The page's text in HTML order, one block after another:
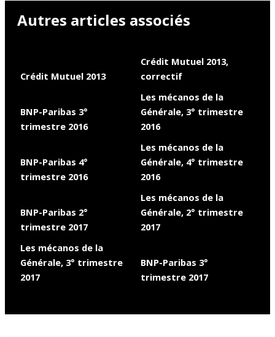
Autres articles associés
Crédit Mutuel 2013
Crédit Mutuel 2013,
correctif
BNP-Paribas 3°
trimestre 2016
Les mécanos de la
Générale, 3° trimestre
2016
BNP-Paribas 4°
trimestre 2016
Les mécanos de la
Générale, 4° trimestre
2016
BNP-Paribas 2°
trimestre 2017
Les mécanos de la
Générale, 2° trimestre
2017
Les mécanos de la
Générale, 3° trimestre
2017
BNP-Paribas 3°
trimestre 2017